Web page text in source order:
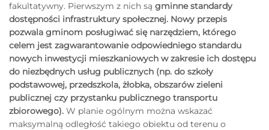
fakultatywny. Pierwszym z nich są gminne standardy
dostępności infrastruktury społecznej. Nowy przepis
pozwala gminom posługiwać się narzędziem, którego
celem jest zagwarantowanie odpowiedniego standardu
nowych inwestycji mieszkaniowych w zakresie ich dostępu
do niezbędnych usług publicznych (np. do szkoły
podstawowej, przedszkola, żłobka, obszarów zieleni
publicznej czy przystanku publicznego transportu
zbiorowego). W planie ogólnym można wskazać
maksymalną odległość takiego obiektu od terenu o